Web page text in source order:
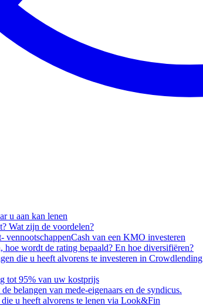
u aan kan lenen
Wat zijn de voordelen?
vennootschappenCash van een KMO investeren
hoe wordt de rating bepaald? En hoe diversifiëren?
die u heeft alvorens te investeren in Crowdlending
tot 95% van uw kostprijs
belangen van mede-eigenaars en de syndicus.
u heeft alvorens te lenen via Look&Fin